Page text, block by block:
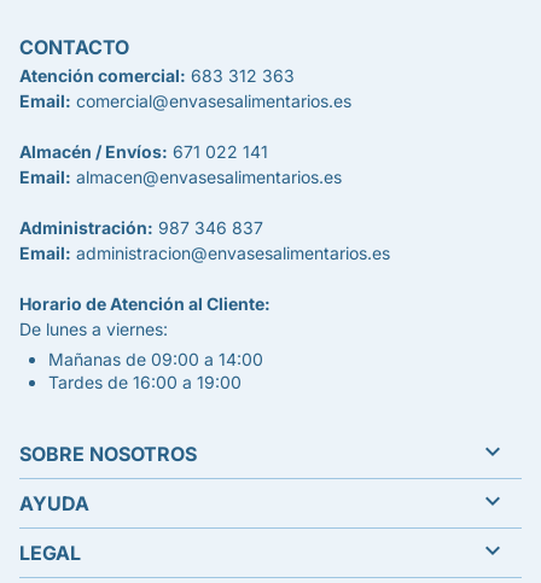
CONTACTO
Atención comercial: 683 312 363
Email: comercial@envasesalimentarios.es
Almacén / Envíos: 671 022 141
Email: almacen@envasesalimentarios.es
Administración: 987 346 837
Email: administracion@envasesalimentarios.es
Horario de Atención al Cliente:
De lunes a viernes:
Mañanas de 09:00 a 14:00
Tardes de 16:00 a 19:00
SOBRE NOSOTROS 
AYUDA 
LEGAL 